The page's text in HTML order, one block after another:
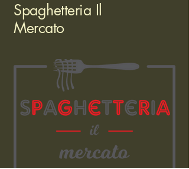
Spaghetteria Il
Mercato